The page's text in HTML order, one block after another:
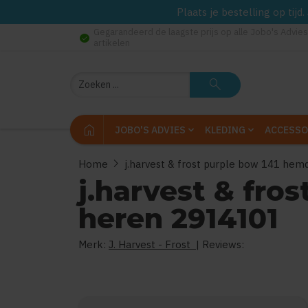
Plaats je bestelling op
check_circle
Zoeken search
home JOBO'S ADVIES KLEDING
Home chevron_right j.harvest & frost purple bow 141
j.harvest &
heren 2914101
Merk: J. Harvest - Frost | Reviews: